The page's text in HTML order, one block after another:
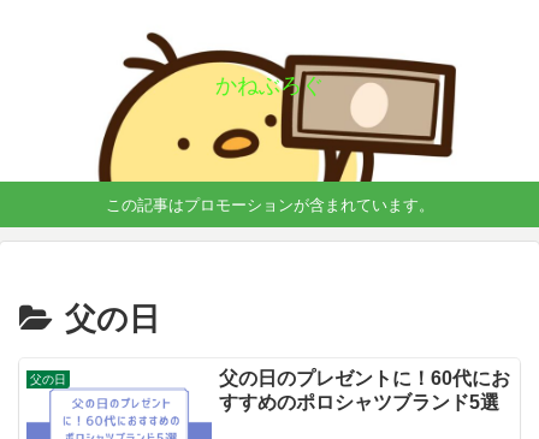
かねぶろぐ
この記事はプロモーションが含まれています。
父の日
父の日
父の日のプレゼントに！60代にお
すすめのポロシャツブランド5選